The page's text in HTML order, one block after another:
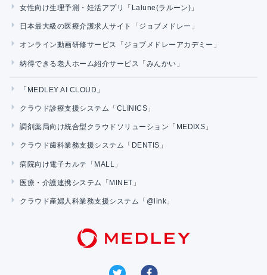
女性向け生理予測・妊活アプリ「Lalune(ラルーン)」
日本最大級の医療介護求人サイト「ジョブメドレー」
オンライン動画研修サービス「ジョブメドレーアカデミー」
納得できる老人ホーム紹介サービス「みんかい」
「MEDLEY AI CLOUD」
クラウド診療支援システム「CLINICS」
調剤薬局向け統合型クラウドソリューション「MEDIXS」
クラウド歯科業務支援システム「DENTIS」
病院向け電子カルテ「MALL」
医療・介護連携システム「MINET」
クラウド産婦人科業務支援システム「@link」